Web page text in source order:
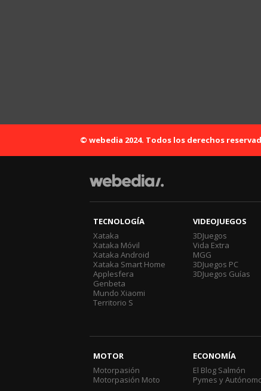
© webedia 2024. Todos los derechos
TECNOLOGÍA
Xataka
Xataka Móvil
Xataka Android
Xataka Smart Home
Applesfera
Genbeta
Mundo Xiaomi
Territorio S
VIDEOJUEGOS
3DJuegos
Vida Extra
MGG
3DJuegos PC
3DJuegos Guías
MOTOR
Motorpasión
Motorpasión Moto
ECONOMÍA
El Blog Salmón
Pymes y